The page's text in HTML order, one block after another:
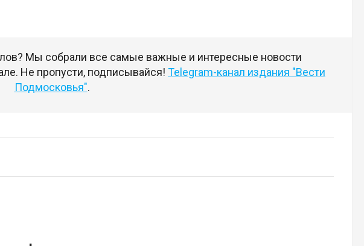
Мы собрали все самые важные и интересные новости
Не пропусти, подписывайся! Telegram-канал издания "Вести
Подмосковья".